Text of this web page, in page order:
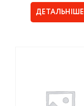
ДЕТАЛЬНІШЕ